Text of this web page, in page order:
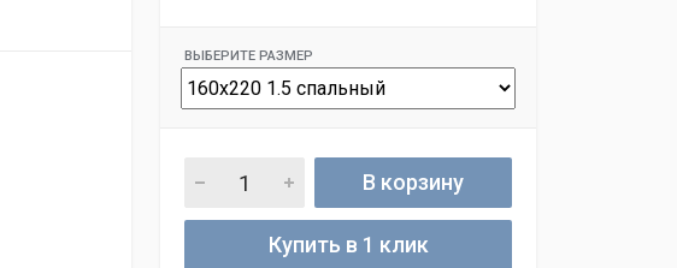
ВЫБЕРИТЕ РАЗМЕР
В корзину
Купить в 1 клик